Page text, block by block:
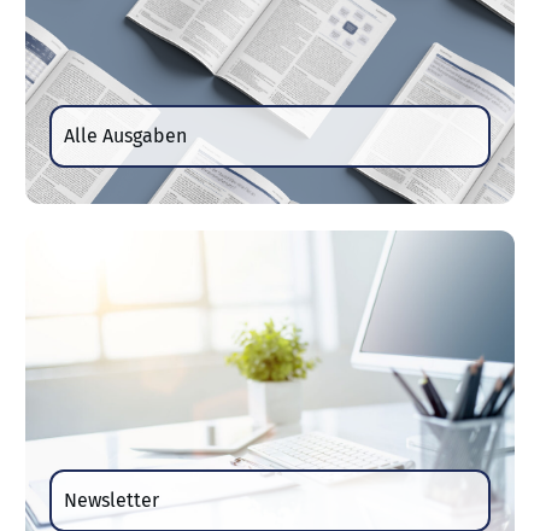
Alle Ausgaben
Newsletter